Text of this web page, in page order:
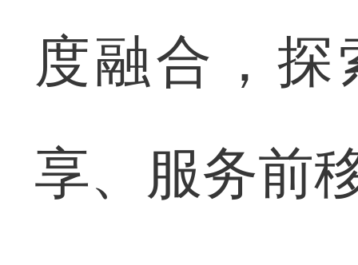
度融合，探
享、服务前